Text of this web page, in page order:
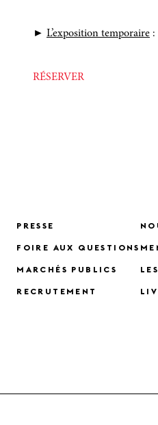
► L’exposition temporaire :
RÉSERVER
PRESSE
FOIRE AUX QUESTIONS
MARCHÉS PUBLICS
RECRUTEMENT